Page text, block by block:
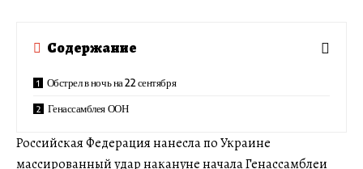
Содержание
Обстрел в ночь на 22 сентября
Генассамблея ООН
Российская Федерация нанесла по Украине
массированный удар накануне начала Генассамблеи